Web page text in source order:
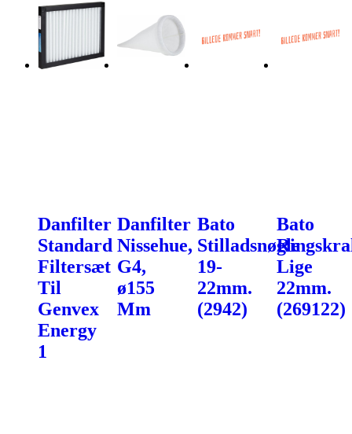
Danfilter
Standard
Filtersæt
Til
Genvex
Energy
1
Danfilter
Nissehue,
G4,
ø155
Mm
Bato
Stilladsnøgle
19-
22mm.
(2942)
Bato
Lige
22mm.
(269122)